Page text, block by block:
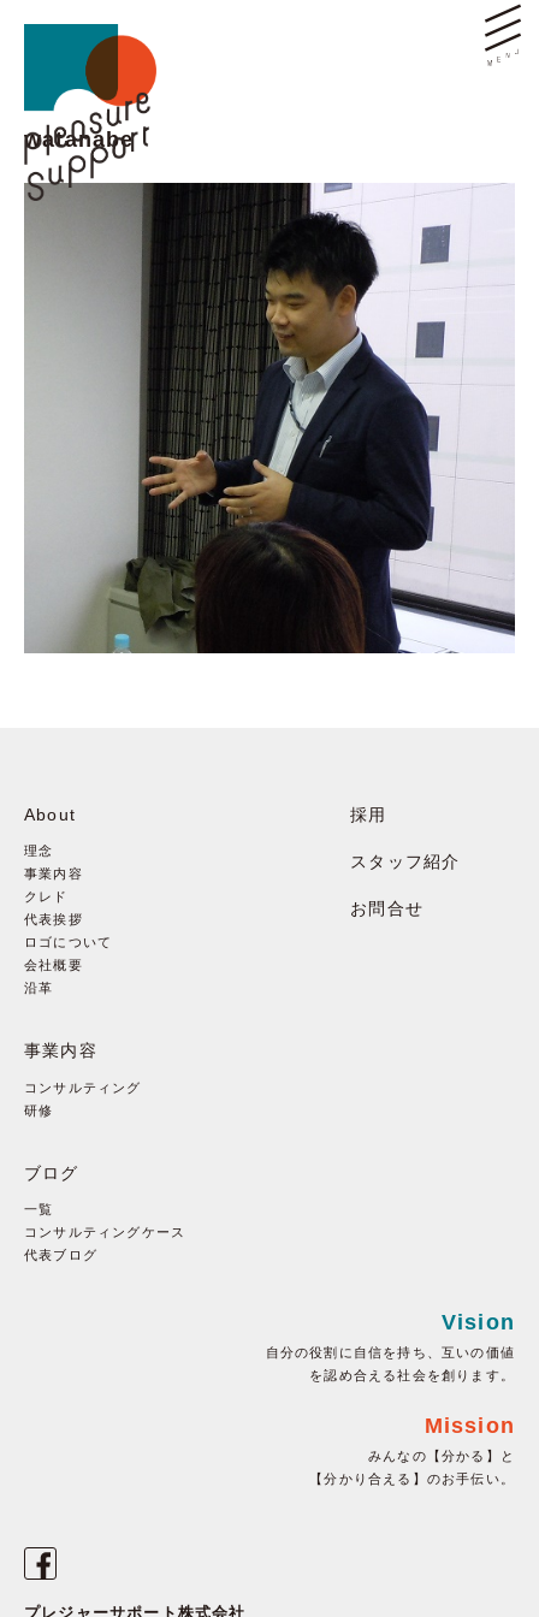
watanabe
About
理念
事業内容
クレド
代表挨拶
ロゴについて
会社概要
沿革
事業内容
コンサルティング
研修
ブログ
一覧
コンサルティングケース
代表ブログ
採用
スタッフ紹介
お問合せ
Vision
自分の役割に自信を持ち、互いの価値
を認め合える社会を創ります。
Mission
みんなの【分かる】と
【分かり合える】のお手伝い。
プレジャーサポート株式会社